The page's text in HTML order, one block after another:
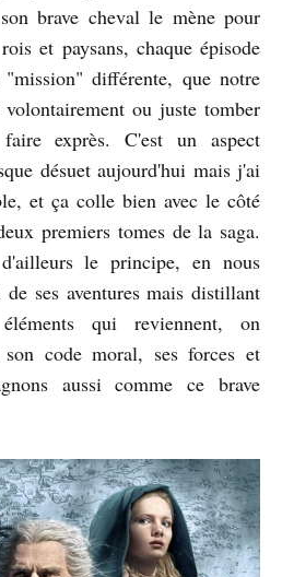
brave cheval le mène pour
et paysans, chaque épisode
différente, que notre
ou juste tomber
exprès. C'est un aspect
désuet aujourd'hui mais j'ai
et ça colle bien avec le côté
premiers tomes de la saga.
le principe, en nous
ses aventures mais distillant
qui reviennent, on
code moral, ses forces et
aussi comme ce brave